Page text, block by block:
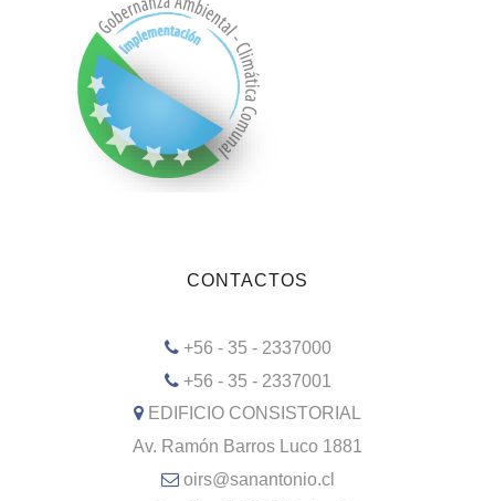
CONTACTOS
+56 - 35 - 2337000
+56 - 35 - 2337001
EDIFICIO CONSISTORIAL
Av. Ramón Barros Luco 1881
oirs@sanantonio.cl